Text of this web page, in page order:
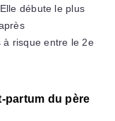
débute le plus
à risque entre le 2e
partum du père